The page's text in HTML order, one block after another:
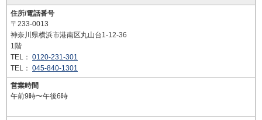
住所/電話番号
〒233-0013
神奈川県横浜市港南区丸山台1-12-36
1階
TEL： 0120-231-301
TEL： 045-840-1301
営業時間
午前9時〜午後6時